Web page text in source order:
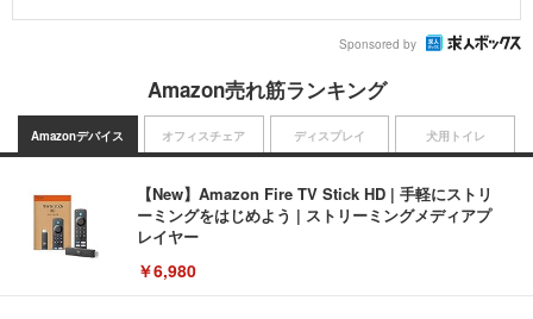
Sponsored by
Amazon売れ筋ランキング
Amazonデバイス
【New】Amazon Fire TV Stick HD | 手軽にストリ
ーミングをはじめよう | ストリーミングメディアプ
レイヤー
￥6,980
オフィスチェア ディスプレイ 犬用トイレ